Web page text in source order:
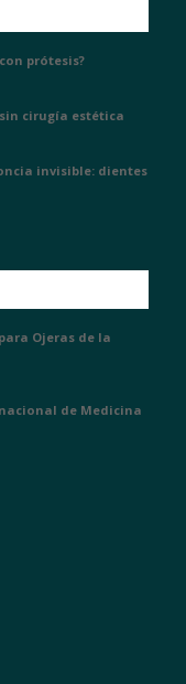
prótesis?
cirugía estética
invisible: dientes
Ojeras de la
de Medicina